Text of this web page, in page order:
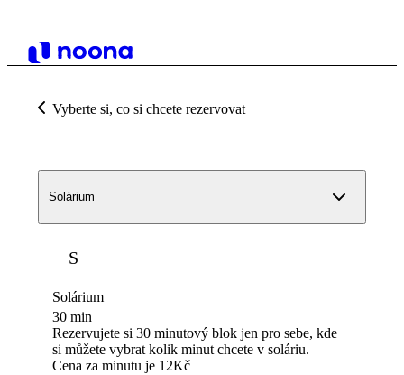
Vyberte si, co si chcete rezervovat
Solárium
S
Solárium
30 min
Rezervujete si 30 minutový blok jen pro sebe, kde
si můžete vybrat kolik minut chcete v soláriu.
Cena za minutu je 12Kč